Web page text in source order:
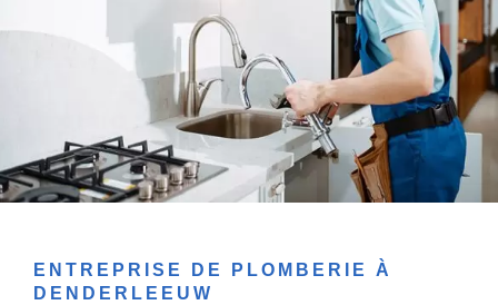
ENTREPRISE DE PLOMBERIE À
DENDERLEEUW